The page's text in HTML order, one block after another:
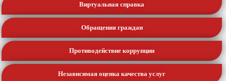
Виртуальная справка
Обращения граждан
Противодействие коррупции
Независимая оценка качества услуг